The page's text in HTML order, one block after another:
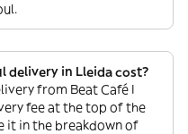
delivery in Lleida cost?
from Beat Café I
fee at the top of the
it in the breakdown of